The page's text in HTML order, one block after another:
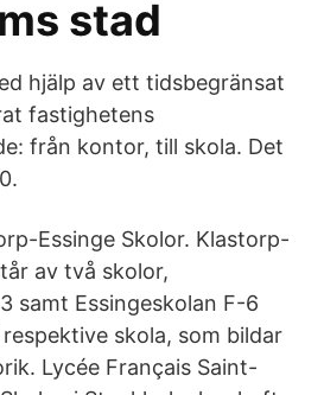
stad
hjälp av ett tidsbegränsat
fastighetens
från kontor, till skola. Det
Essinge Skolor. Klastorp-
av två skolor,
samt Essingeskolan F-6
skola, som bildar
Lycée Français Saint-